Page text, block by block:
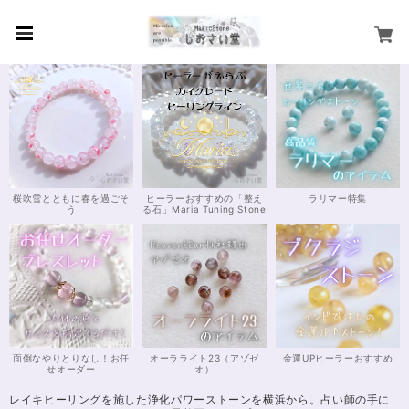
桜吹雪とともに春を過ごそ
う
ヒーラーおすすめの「整え
る石」Maria Tuning Stone
ラリマー特集
面倒なやりとりなし！お任
せオーダー
オーラライト23（アゾゼ
オ）
金運UPヒーラーおすすめ
レイキヒーリングを施した浄化パワーストーンを横浜から。占い師の手に